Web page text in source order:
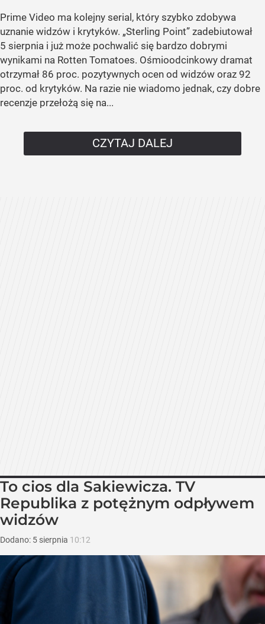
Prime Video ma kolejny serial, który szybko zdobywa
uznanie widzów i krytyków. „Sterling Point” zadebiutował
5 sierpnia i już może pochwalić się bardzo dobrymi
wynikami na Rotten Tomatoes. Ośmioodcinkowy dramat
otrzymał 86 proc. pozytywnych ocen od widzów oraz 92
proc. od krytyków. Na razie nie wiadomo jednak, czy dobre
recenzje przełożą się na...
CZYTAJ DALEJ
To cios dla Sakiewicza. TV
Republika z potężnym odpływem
widzów
Dodano: 5 sierpnia 10:12